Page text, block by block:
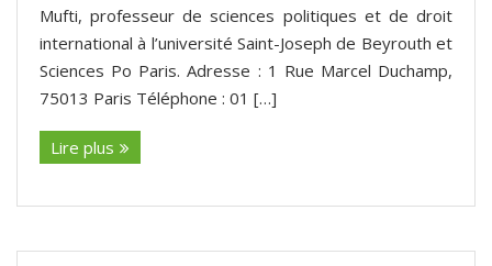
Mufti, professeur de sciences politiques et de droit
international à l’université Saint-Joseph de Beyrouth et
Sciences Po Paris. Adresse : 1 Rue Marcel Duchamp,
75013 Paris Téléphone : 01 […]
Lire plus